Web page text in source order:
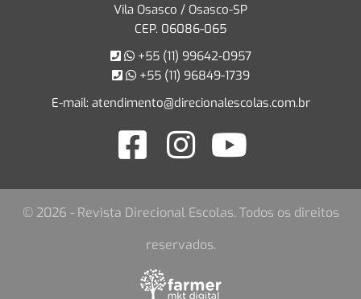
Vila Osasco / Osasco-SP
CEP. 06086-065
+55 (11) 99642-0957
+55 (11) 96849-1739
E-mail: atendimento@direcionalescolas.com.br
© 2026 - Revista Direcional Escolas. Todos os direitos
reservados.